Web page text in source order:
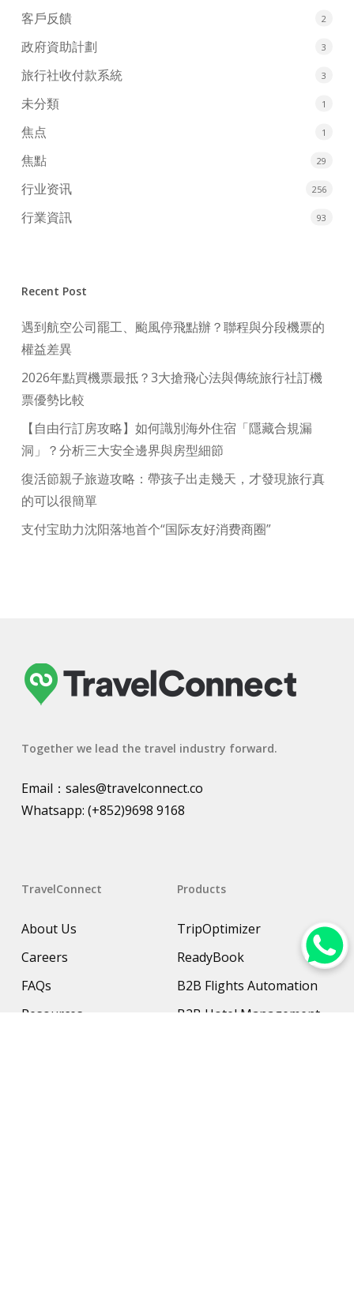
客戶反饋 2
政府資助計劃 3
旅行社收付款系統 3
未分類 1
焦点 1
焦點 29
行业资讯 256
行業資訊 93
Recent Post
遇到航空公司罷工、颱風停飛點辦？聯程與分段機票的
權益差異
2026年點買機票最抵？3大搶飛心法與傳統旅行社訂機
票優勢比較
【自由行訂房攻略】如何識別海外住宿「隱藏合規漏
洞」？分析三大安全邊界與房型細節
復活節親子旅遊攻略：帶孩子出走幾天，才發現旅行真
的可以很簡單
支付宝助力沈阳落地首个“国际友好消费商圈”
Together we lead the travel industry forward.
Email： sales@travelconnect.co
Whatsapp: (+852)9698 9168
TravelConnect
About Us
Careers
FAQs
Resources
Products
TripOptimizer
ReadyBook
B2B Flights Automation
B2B Hotel Management